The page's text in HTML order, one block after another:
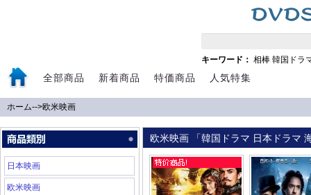
キーワード： 相棒 韓国ドラ
全部商品 新着商品 特価商品 人気特集
ホーム-->欧米映画
日本映画
欧米映画
欧米映画 「韓国ドラマ 日本ドラマ